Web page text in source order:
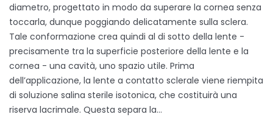
diametro, progettato in modo da superare la cornea senza
toccarla, dunque poggiando delicatamente sulla sclera.
Tale conformazione crea quindi al di sotto della lente -
precisamente tra la superficie posteriore della lente e la
cornea - una cavità, uno spazio utile. Prima
dell’applicazione, la lente a contatto sclerale viene riempita
di soluzione salina sterile isotonica, che costituirà una
riserva lacrimale. Questa separa la…